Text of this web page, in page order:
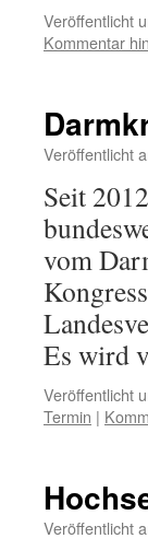
Veröffentlicht
Kommentar
Veröffentlicht
Seit
vom
Es wird
Veröffentlicht
Termin |
Veröffentlicht